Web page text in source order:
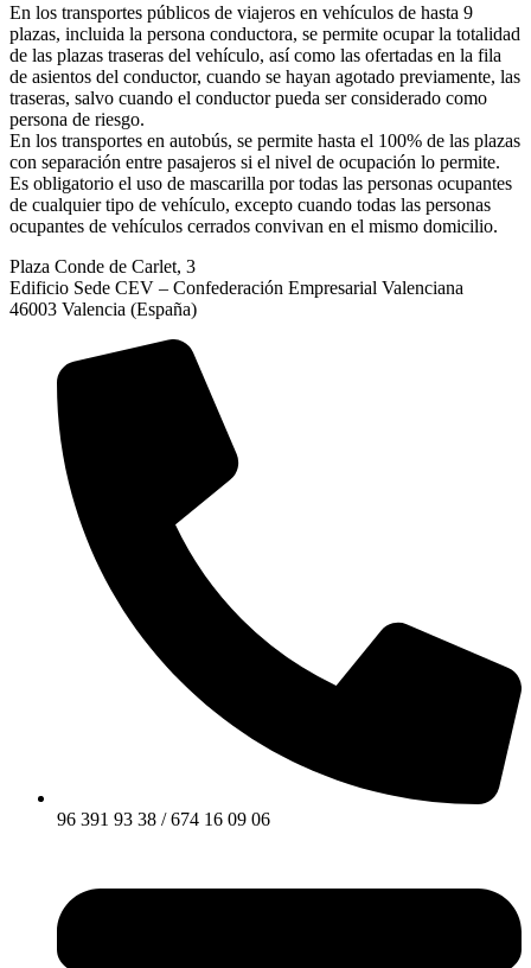
En los transportes públicos de viajeros en vehículos de hasta 9
plazas, incluida la persona conductora, se permite ocupar la totalidad
de las plazas traseras del vehículo, así como las ofertadas en la fila
de asientos del conductor, cuando se hayan agotado previamente, las
traseras, salvo cuando el conductor pueda ser considerado como
persona de riesgo.
En los transportes en autobús, se permite hasta el 100% de las plazas
con separación entre pasajeros si el nivel de ocupación lo permite.
Es obligatorio el uso de mascarilla por todas las personas ocupantes
de cualquier tipo de vehículo, excepto cuando todas las personas
ocupantes de vehículos cerrados convivan en el mismo domicilio.
Plaza Conde de Carlet, 3
Edificio Sede CEV – Confederación Empresarial Valenciana
46003 Valencia (España)
96 391 93 38 / 674 16 09 06